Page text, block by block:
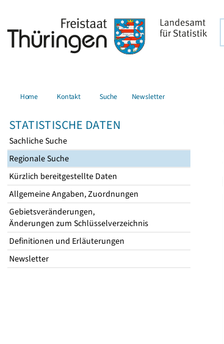
Home Kontakt Suche Newsletter
STATISTISCHE DATEN
Sachliche Suche
Regionale Suche
Kürzlich bereitgestellte Daten
Allgemeine Angaben, Zuordnungen
Gebietsveränderungen,
Änderungen zum Schlüsselverzeichnis
Definitionen und Erläuterungen
Newsletter